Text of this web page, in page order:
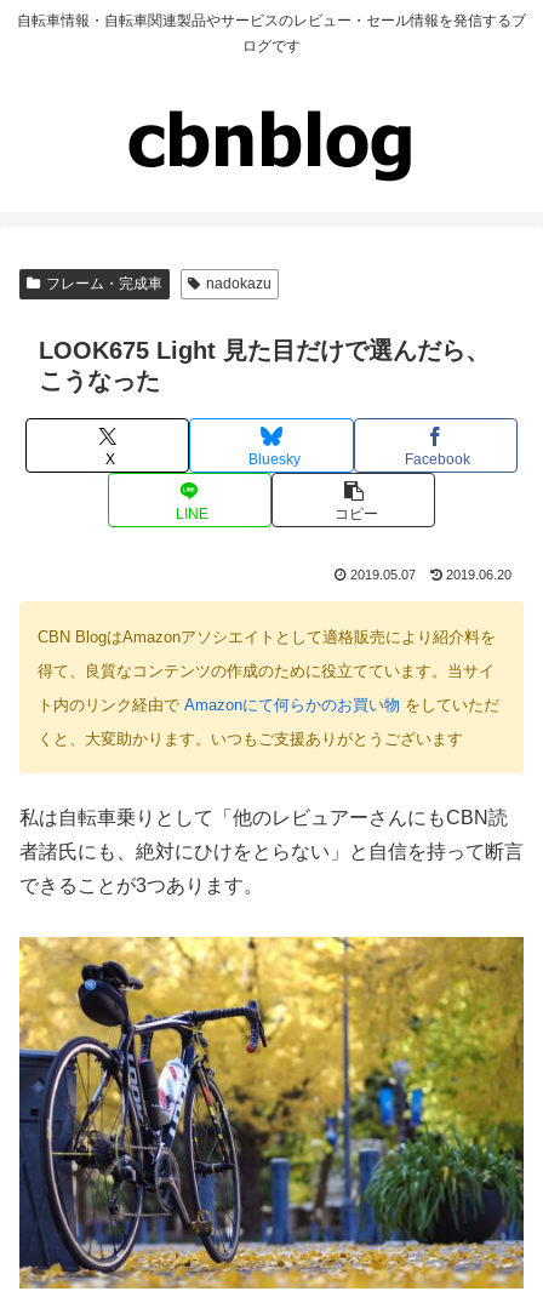
自転車情報・自転車関連製品やサービスのレビュー・セール情報を発信するブ
ログです
フレーム・完成車 nadokazu
LOOK675 Light 見た目だけで選んだら、
こうなった
X Bluesky Facebook
LINE コピー
2019.05.07 2019.06.20
CBN BlogはAmazonアソシエイトとして適格販売により紹介料を
得て、良質なコンテンツの作成のために役立てています。当サイ
ト内のリンク経由で Amazonにて何らかのお買い物 をしていただ
くと、大変助かります。いつもご支援ありがとうございます
私は自転車乗りとして「他のレビュアーさんにもCBN読
者諸氏にも、絶対にひけをとらない」と自信を持って断言
できることが3つあります。